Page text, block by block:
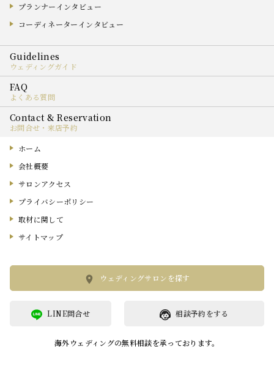
プランナーインタビュー
コーディネーターインタビュー
ウェディングガイド
よくある質問
お問合せ・来店予約
ホーム
会社概要
サロンアクセス
プライバシーポリシー
取材に関して
サイトマップ
ウェディングサロンを探す
相談予約をする
LINE問合せ
海外ウェディングの無料相談を承っております。